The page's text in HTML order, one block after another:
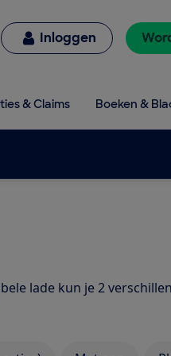
Inloggen
& Claims Boeken &
lade kun je 2